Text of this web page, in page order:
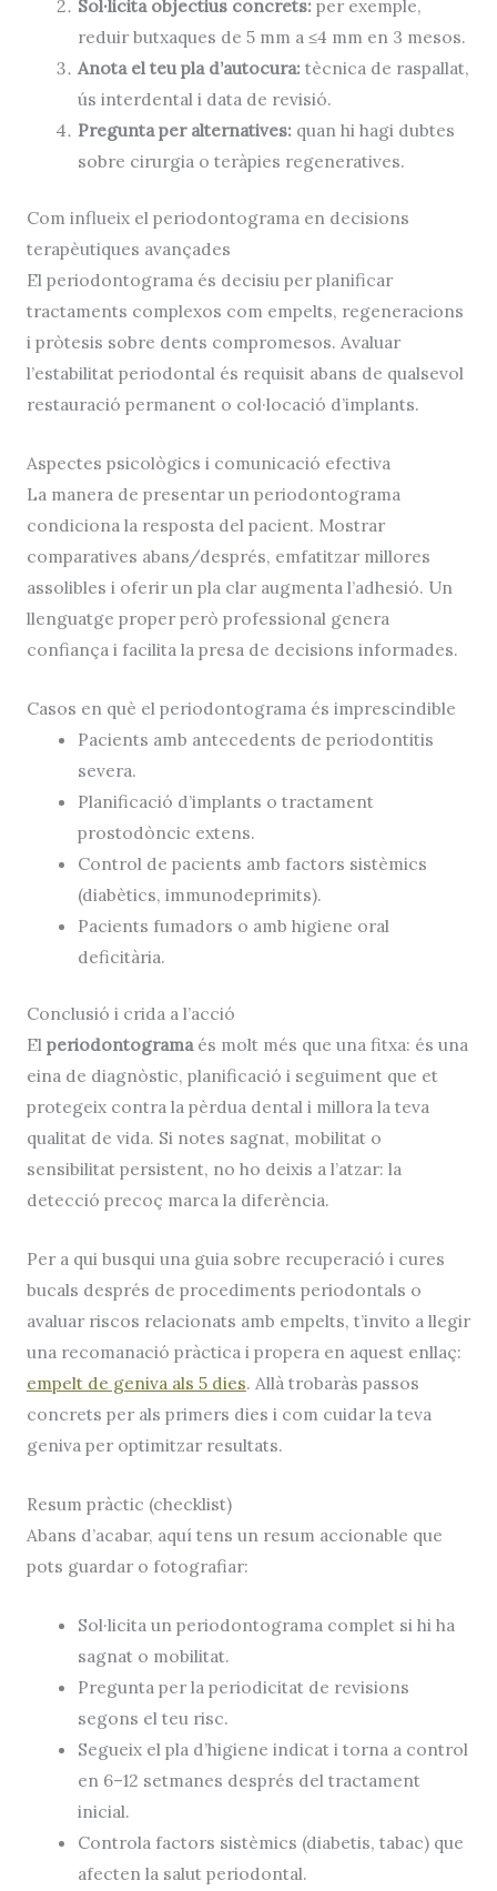
Sol·licita objectius concrets: per exemple,
reduir butxaques de 5 mm a ≤4 mm en 3 mesos.
Anota el teu pla d’autocura: tècnica de raspallat,
ús interdental i data de revisió.
Pregunta per alternatives: quan hi hagi dubtes
sobre cirurgia o teràpies regeneratives.
Com influeix el periodontograma en decisions
terapèutiques avançades
El periodontograma és decisiu per planificar
tractaments complexos com empelts, regeneracions
i pròtesis sobre dents compromesos. Avaluar
l’estabilitat periodontal és requisit abans de qualsevol
restauració permanent o col·locació d’implants.
Aspectes psicològics i comunicació efectiva
La manera de presentar un periodontograma
condiciona la resposta del pacient. Mostrar
comparatives abans/després, emfatitzar millores
assolibles i oferir un pla clar augmenta l’adhesió. Un
llenguatge proper però professional genera
confiança i facilita la presa de decisions informades.
Casos en què el periodontograma és imprescindible
Pacients amb antecedents de periodontitis
severa.
Planificació d’implants o tractament
prostodòncic extens.
Control de pacients amb factors sistèmics
(diabètics, immunodeprimits).
Pacients fumadors o amb higiene oral
deficitària.
Conclusió i crida a l’acció
El periodontogramaés molt més que una fitxa: és una
eina de diagnòstic, planificació i seguiment que et
protegeix contra la pèrdua dental i millora la teva
qualitat de vida. Si notes sagnat, mobilitat o
sensibilitat persistent, no ho deixis a l’atzar: la
detecció precoç marca la diferència.
Per a qui busqui una guia sobre recuperació i cures
bucals després de procediments periodontals o
avaluar riscos relacionats amb empelts, t’invito a llegir
una recomanació pràctica i propera en aquest enllaç:
empelt de geniva als 5 dies. Allà trobaràs passos
concrets per als primers dies i com cuidar la teva
geniva per optimitzar resultats.
Resum pràctic (checklist)
Abans d’acabar, aquí tens un resum accionable que
pots guardar o fotografiar:
Sol·licita un periodontograma complet si hi ha
sagnat o mobilitat.
Pregunta per la periodicitat de revisions
segons el teu risc.
Segueix el pla d’higiene indicat i torna a control
en 6–12 setmanes després del tractament
inicial.
Controla factors sistèmics (diabetis, tabac) que
afecten la salut periodontal.